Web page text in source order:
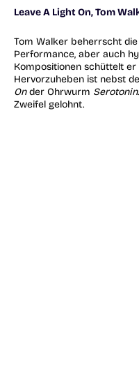
Leave A Light On, Tom
Tom Walker beherrscht
Performance, aber auch
Kompositionen schüttelt
Hervorzuheben ist nebst
Onder Ohrwurm Serotonin.
Zweifel gelohnt.